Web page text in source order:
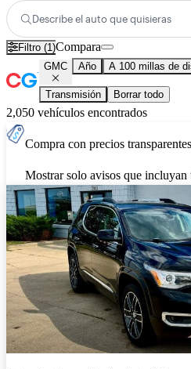
Describe el auto que quisieras
Filtro (1)Compara
GMC Año A 100 millas de
Transmisión Borrar todo
2,050 vehículos encontrados
Compra con precios
Mostrar solo avisos que incluyan